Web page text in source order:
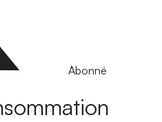
Abonné